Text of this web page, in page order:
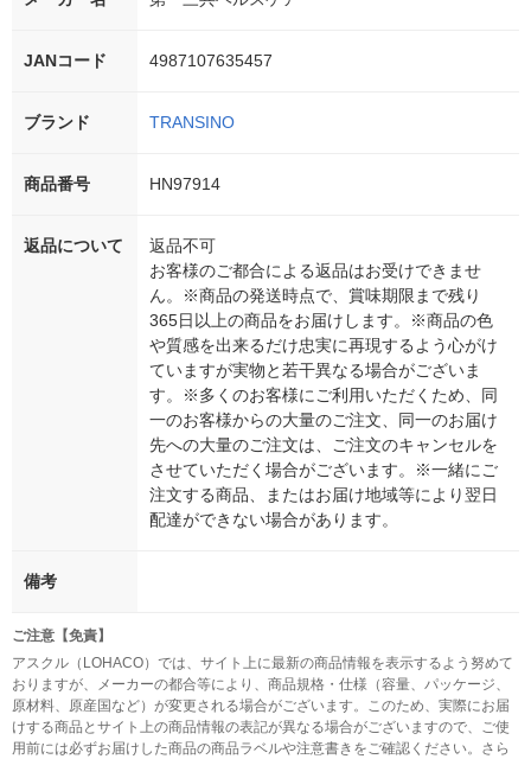
JANコード 4987107635457
ブランド TRANSINO
商品番号 HN97914
返品について
返品不可
お客様のご都合による返品はお受けできませ
ん。※商品の発送時点で、賞味期限まで残り
365日以上の商品をお届けします。※商品の色
や質感を出来るだけ忠実に再現するよう心がけ
ていますが実物と若干異なる場合がございま
す。※多くのお客様にご利用いただくため、同
一のお客様からの大量のご注文、同一のお届け
先への大量のご注文は、ご注文のキャンセルを
させていただく場合がございます。※一緒にご
注文する商品、またはお届け地域等により翌日
配達ができない場合があります。
備考
ご注意【免責】
アスクル（LOHACO）では、サイト上に最新の商品情報を表示するよう努めて
おりますが、メーカーの都合等により、商品規格・仕様（容量、パッケージ、
原材料、原産国など）が変更される場合がございます。このため、実際にお届
けする商品とサイト上の商品情報の表記が異なる場合がございますので、ご使
用前には必ずお届けした商品の商品ラベルや注意書きをご確認ください。さら